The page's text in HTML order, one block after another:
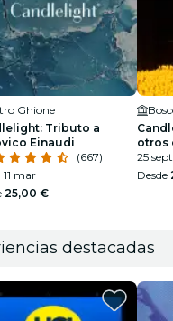
Ghione
Tributo a
Einaudi
(667)
11 mar
25,00 €
otros
25
Desde
destacadas